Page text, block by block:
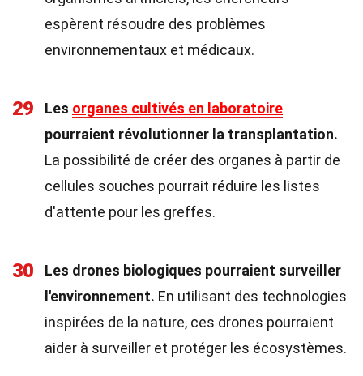
espèrent résoudre des problèmes
environnementaux et médicaux.
29 Les organes cultivés en laboratoire
pourraient révolutionner la transplantation.
La possibilité de créer des organes à partir de
cellules souches pourrait réduire les listes
d'attente pour les greffes.
30
Les drones biologiques pourraient surveiller
l'environnement. En utilisant des technologies
inspirées de la nature, ces drones pourraient
aider à surveiller et protéger les écosystèmes.